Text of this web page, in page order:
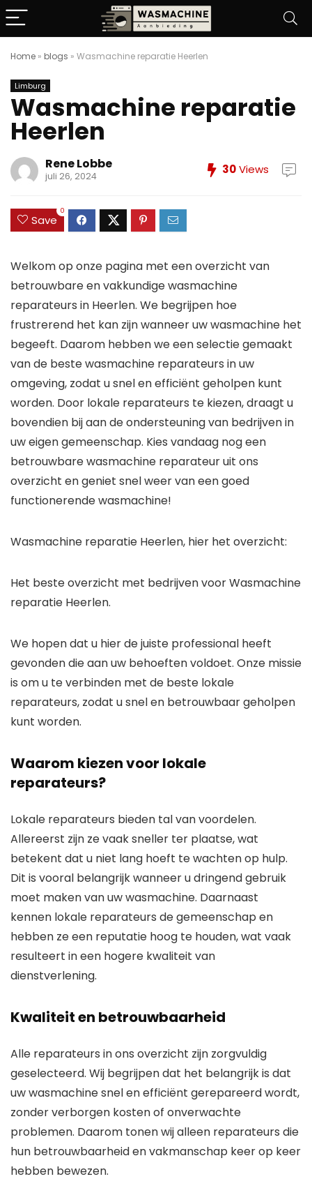
Home » blogs » Wasmachine reparatie Heerlen
Limburg
Wasmachine reparatie
Heerlen
Rene Lobbe
juli 26, 2024 30Views
Save
0
Welkom op onze pagina met een overzicht van
betrouwbare en vakkundige wasmachine
reparateurs in Heerlen. We begrijpen hoe
frustrerend het kan zijn wanneer uw wasmachine het
begeeft. Daarom hebben we een selectie gemaakt
van de beste wasmachine reparateurs in uw
omgeving, zodat u snel en efficiënt geholpen kunt
worden. Door lokale reparateurs te kiezen, draagt u
bovendien bij aan de ondersteuning van bedrijven in
uw eigen gemeenschap. Kies vandaag nog een
betrouwbare wasmachine reparateur uit ons
overzicht en geniet snel weer van een goed
functionerende wasmachine!
Wasmachine reparatie Heerlen, hier het overzicht:
Het beste overzicht met bedrijven voor Wasmachine
reparatie Heerlen.
We hopen dat u hier de juiste professional heeft
gevonden die aan uw behoeften voldoet. Onze missie
is om u te verbinden met de beste lokale
reparateurs, zodat u snel en betrouwbaar geholpen
kunt worden.
Waarom kiezen voor lokale
reparateurs?
Lokale reparateurs bieden tal van voordelen.
Allereerst zijn ze vaak sneller ter plaatse, wat
betekent dat u niet lang hoeft te wachten op hulp.
Dit is vooral belangrijk wanneer u dringend gebruik
moet maken van uw wasmachine. Daarnaast
kennen lokale reparateurs de gemeenschap en
hebben ze een reputatie hoog te houden, wat vaak
resulteert in een hogere kwaliteit van
dienstverlening.
Kwaliteit en betrouwbaarheid
Alle reparateurs in ons overzicht zijn zorgvuldig
geselecteerd. Wij begrijpen dat het belangrijk is dat
uw wasmachine snel en efficiënt gerepareerd wordt,
zonder verborgen kosten of onverwachte
problemen. Daarom tonen wij alleen reparateurs die
hun betrouwbaarheid en vakmanschap keer op keer
hebben bewezen.